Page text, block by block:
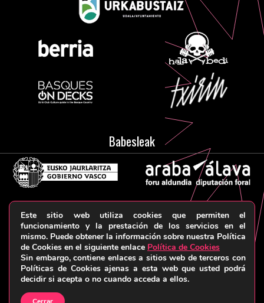
Babesleak
Aviso legal y Política de privacidad
Términos y
condiciones
Política de cookies © HARRIKA KOLEKTIBOA, 2026
Este sitio web utiliza cookies que permiten el
funcionamiento y la prestación de los servicios en el
mismo. Puede obtener la información sobre nuestra Política
de Cookies en el siguiente enlace Política de Cookies
Sin embargo, contiene enlaces a sitios web de terceros con
Políticas de Cookies ajenas a esta web que usted podrá
decidir si acepta o no cuando acceda a ellos.